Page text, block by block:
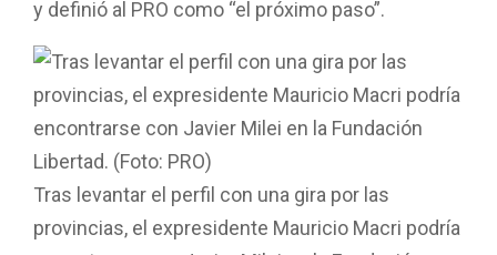
y definió al PRO como “el próximo paso”.
Tras levantar el perfil con una gira por las
provincias, el expresidente Mauricio Macri podría